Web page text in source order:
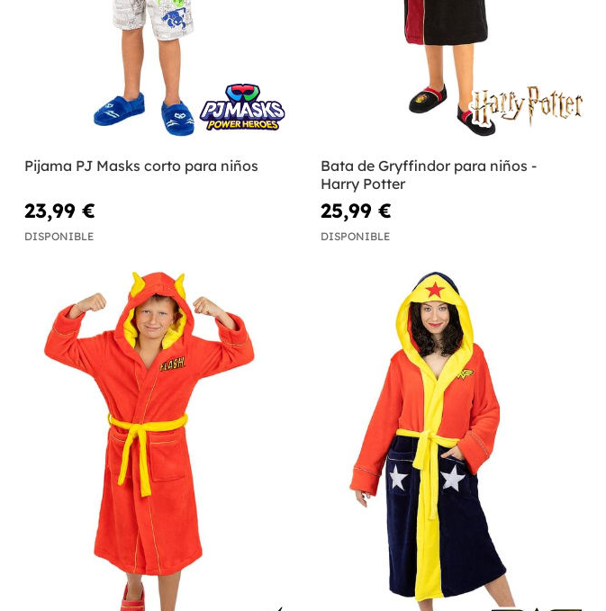
Pijama PJ Masks corto para niños
23,99 €
DISPONIBLE
Bata de Gryffindor para niños -
Harry Potter
25,99 €
DISPONIBLE